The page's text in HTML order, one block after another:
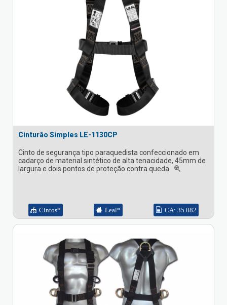
Cinturão Simples LE-1130CP
Cinto de segurança tipo paraquedista confeccionado em
cadarço de material sintético de alta tenacidade, 45mm de
largura e dois pontos de proteção contra queda.
Cintos* Leal* CA: 35.082